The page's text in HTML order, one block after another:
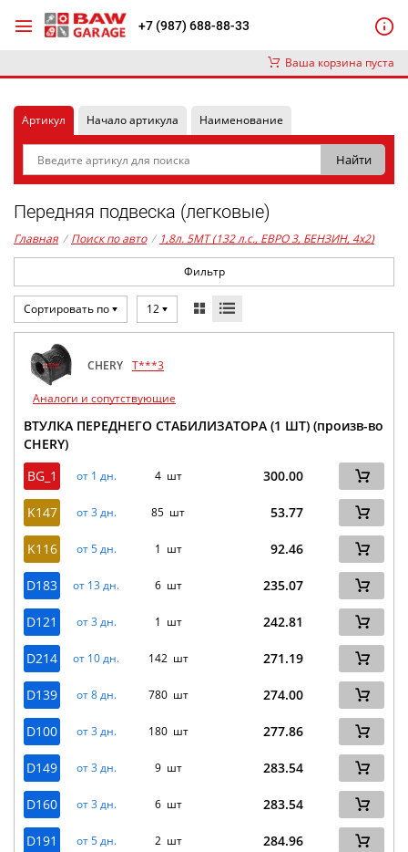
+7 (987) 688-88-33
Ваша корзина пуста
Артикул Начало артикула Наименование
Передняя подвеска (легковые)
Главная / Поиск по авто / 1,8л. 5MT (132 л.с., ЕВРО 3, БЕНЗИН, 4x2)
Фильтр
Сортировать по 12
CHERY T***3
Аналоги и сопутствующие
ВТУЛКА ПЕРЕДНЕГО СТАБИЛИЗАТОРА (1 ШТ) (произв-во
CHERY)
BG_1
от 1 дн. 4 шт 300.00
K147 от 3 дн. 85 шт 53.77
K116 от 5 дн. 1 шт 92.46
D183 от 13 дн. 6 шт 235.07
D121 от 3 дн. 1 шт 242.81
D214 от 10 дн. 142 шт 271.19
D139 от 8 дн. 780 шт 274.00
D100 от 3 дн. 180 шт 277.86
D149 от 3 дн. 9 шт 283.54
D160 от 3 дн. 6 шт 283.54
D191 от 5 дн. 2 шт 284.96